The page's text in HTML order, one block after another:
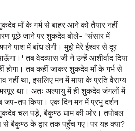
माँ के गर्भ से बाहर आने को तैयार नहीं
पूछे जाने पर शुकदेव बोले- 'संसार में
पाश में बांध लेगी। मुझे मेरे ईश्वर से दूर
तब वेदव्यास जी ने उन्हें आशीर्वाद दिया
होगा। तब कहीं जाकर शुकदेव माँ के गर्भ से
नहीं था, इसलिए मन में माया के प्रति वैराग्य
था। अतः अल्पायु में ही शुकदेव जंगलों में
तप किया। एक दिन मन में प्रभु दर्शन
चल पड़े, बैकुण्ठ धाम की ओर। तपोबल
से बैकुण्ठ के द्वार तक पहुँच गए।पर यह क्या?